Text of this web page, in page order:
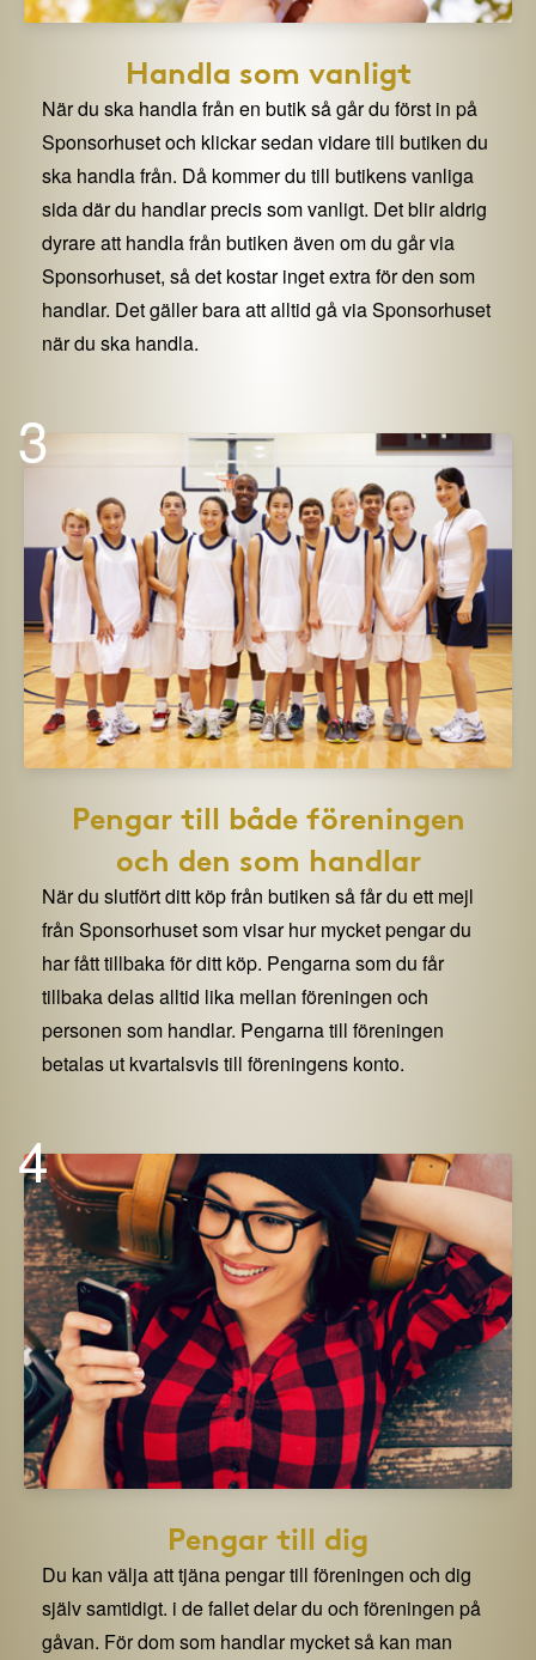
Handla som vanligt
När du ska handla från en butik så går du först in på
Sponsorhuset och klickar sedan vidare till butiken du
ska handla från. Då kommer du till butikens vanliga
sida där du handlar precis som vanligt. Det blir aldrig
dyrare att handla från butiken även om du går via
Sponsorhuset, så det kostar inget extra för den som
handlar. Det gäller bara att alltid gå via Sponsorhuset
när du ska handla.
3
Pengar till både föreningen
och den som handlar
När du slutfört ditt köp från butiken så får du ett mejl
från Sponsorhuset som visar hur mycket pengar du
har fått tillbaka för ditt köp. Pengarna som du får
tillbaka delas alltid lika mellan föreningen och
personen som handlar. Pengarna till föreningen
betalas ut kvartalsvis till föreningens konto.
4
Pengar till dig
Du kan välja att tjäna pengar till föreningen och dig
själv samtidigt. i de fallet delar du och föreningen på
gåvan. För dom som handlar mycket så kan man